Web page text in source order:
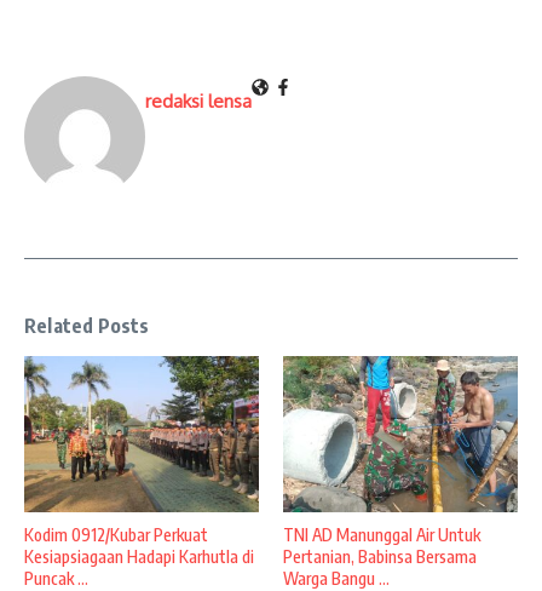
redaksi lensa
Related Posts
Kodim 0912/Kubar Perkuat
Kesiapsiagaan Hadapi Karhutla di
Puncak ...
TNI AD Manunggal Air Untuk
Pertanian, Babinsa Bersama
Warga Bangu ...